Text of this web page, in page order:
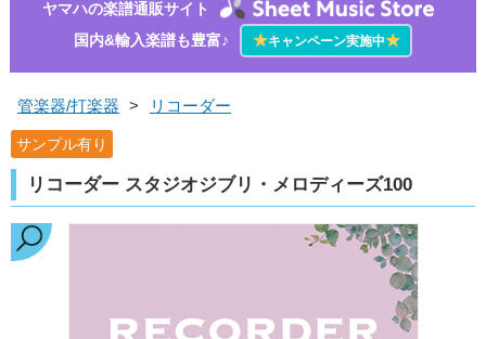
ヤマハの楽譜通販サイト
国内&輸入楽譜も豊富♪
★キャンペーン実施中★
管楽器/打楽器 > リコーダー
サンプル有り
リコーダー スタジオジブリ・メロディーズ100